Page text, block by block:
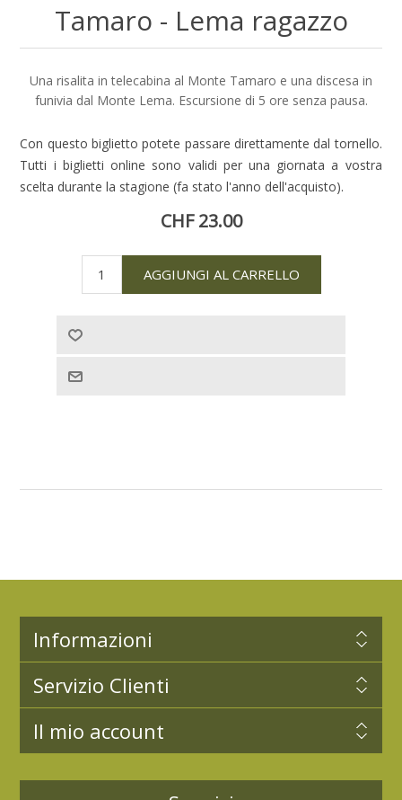
Tamaro - Lema ragazzo
Una risalita in telecabina al Monte Tamaro e una discesa in
funivia dal Monte Lema. Escursione di 5 ore senza pausa.
Con questo biglietto potete passare direttamente dal tornello.
Tutti i biglietti online sono validi per una giornata a vostra
scelta durante la stagione (fa stato l'anno dell'acquisto).
CHF 23.00
Informazioni
Servizio Clienti
Il mio account